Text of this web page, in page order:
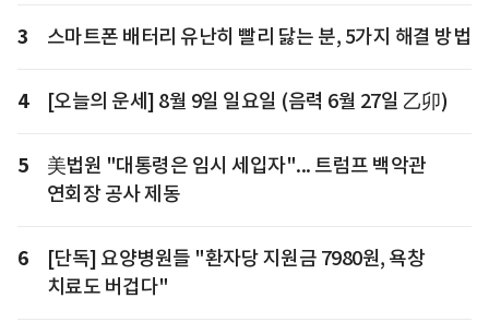
3 스마트폰 배터리 유난히 빨리 닳는 분, 5가지 해결 방법
4 [오늘의 운세] 8월 9일 일요일 (음력 6월 27일 乙卯)
5
美법원 "대통령은 임시 세입자"... 트럼프 백악관
연회장 공사 제동
6
[단독] 요양병원들 "환자당 지원금 7980원, 욕창
치료도 버겁다"